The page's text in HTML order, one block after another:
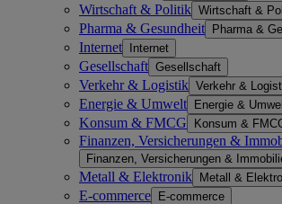
Wirtschaft & Politik Wirtschaft &
Pharma & Gesundheit Pharma &
Internet Internet
Gesellschaft Gesellschaft
Verkehr & Logistik Verkehr &
Energie & Umwelt Energie &
Konsum & FMCG Konsum &
Finanzen, Versicherungen &
Finanzen, Versicherungen &
Metall & Elektronik Metall &
E-commerce E-commerce